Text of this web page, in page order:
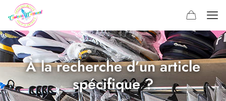
À la recherche d’un article
spécifique ?